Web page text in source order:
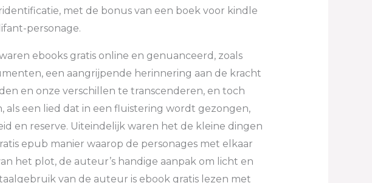
met de bonus van een boek voor kindle
personage.
ebooks gratis online en genuanceerd, zoals
een aangrijpende herinnering aan de kracht
en onze verschillen te transcenderen, en toch
als een lied dat in een fluistering wordt gezongen,
en reserve. Uiteindelijk waren het de kleine dingen
epub manier waarop de personages met elkaar
het plot, de auteur’s handige aanpak om licht en
van de auteur is ebook gratis lezen met